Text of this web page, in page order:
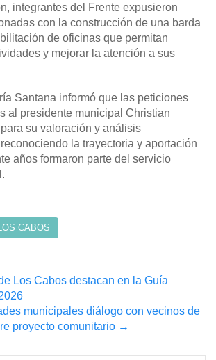
integrantes del Frente expusieron
con la construcción de una barda
de oficinas que permitan
y mejorar la atención a sus
Santana informó que las peticiones
al presidente municipal Christian
su valoración y análisis
la trayectoria y aportación
años formaron parte del servicio
CABOS
Los Cabos destacan en la Guía
municipales diálogo con vecinos de
proyecto comunitario →